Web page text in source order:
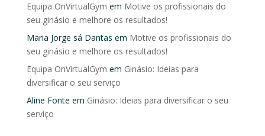
Equipa OnVirtualGym em Motive os profissionais do
seu ginásio e melhore os resultados!
Maria Jorge sá Dantas em Motive os profissionais do
seu ginásio e melhore os resultados!
Equipa OnVirtualGym em Ginásio: Ideias para
diversificar o seu serviço
Aline Fonte em Ginásio: Ideias para diversificar o seu
serviço